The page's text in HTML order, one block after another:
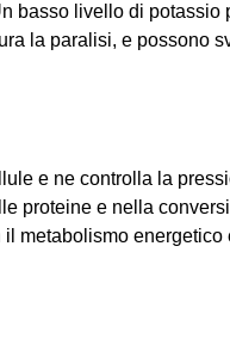
basso livello di potassio
la paralisi, e possono
e ne controlla la
proteine e nella
metabolismo energetico